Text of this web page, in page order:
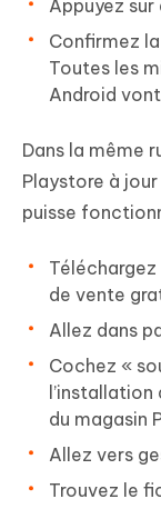
Appuyez
Confirmez
Toutes les
Android
Dans la même
Playstore à
puisse
de vente
Allez dans
Cochez «
du magasin
Allez vers
Trouvez le